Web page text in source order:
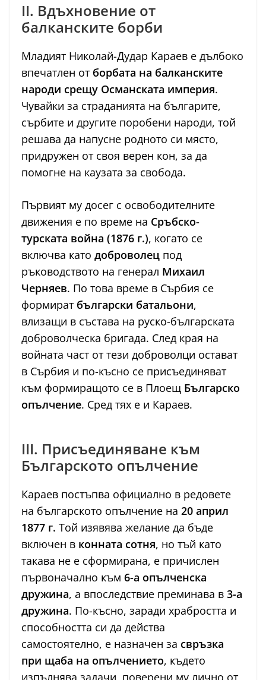
II. Вдъхновение от
балканските борби
Младият Николай-Дудар Караев е дълбоко
впечатлен от борбата на балканските
народи срещу Османската империя.
Чувайки за страданията на българите,
сърбите и другите поробени народи, той
решава да напусне родното си място,
придружен от своя верен кон, за да
помогне на каузата за свобода.
Първият му досег с освободителните
движения е по време на Сръбско-
турската война (1876 г.), когато се
включва като доброволец под
ръководството на генерал Михаил
Черняев. По това време в Сърбия се
формират български батальони,
влизащи в състава на руско-българската
доброволческа бригада. След края на
войната част от тези доброволци остават
в Сърбия и по-късно се присъединяват
към формиращото се в Плоещ Българско
опълчение. Сред тях е и Караев.
III. Присъединяване към
Българското опълчение
Караев постъпва официално в редовете
на българското опълчение на 20 април
1877 г. Той изявява желание да бъде
включен в конната сотня, но тъй като
такава не е сформирана, е причислен
първоначално към 6-а опълченска
дружина, а впоследствие преминава в 3-а
дружина. По-късно, заради храбростта и
способността си да действа
самостоятелно, е назначен за свръзка
при щаба на опълчението, където